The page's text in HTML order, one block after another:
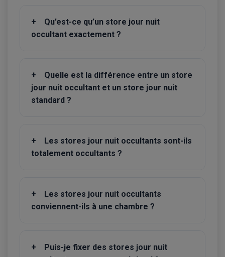
+
Qu’est-ce qu’un store jour nuit
occultant exactement ?
+
Quelle est la différence entre un store
jour nuit occultant et un store jour nuit
standard ?
+
Les stores jour nuit occultants sont-ils
totalement occultants ?
+
Les stores jour nuit occultants
conviennent-ils à une chambre ?
+
Puis-je fixer des stores jour nuit